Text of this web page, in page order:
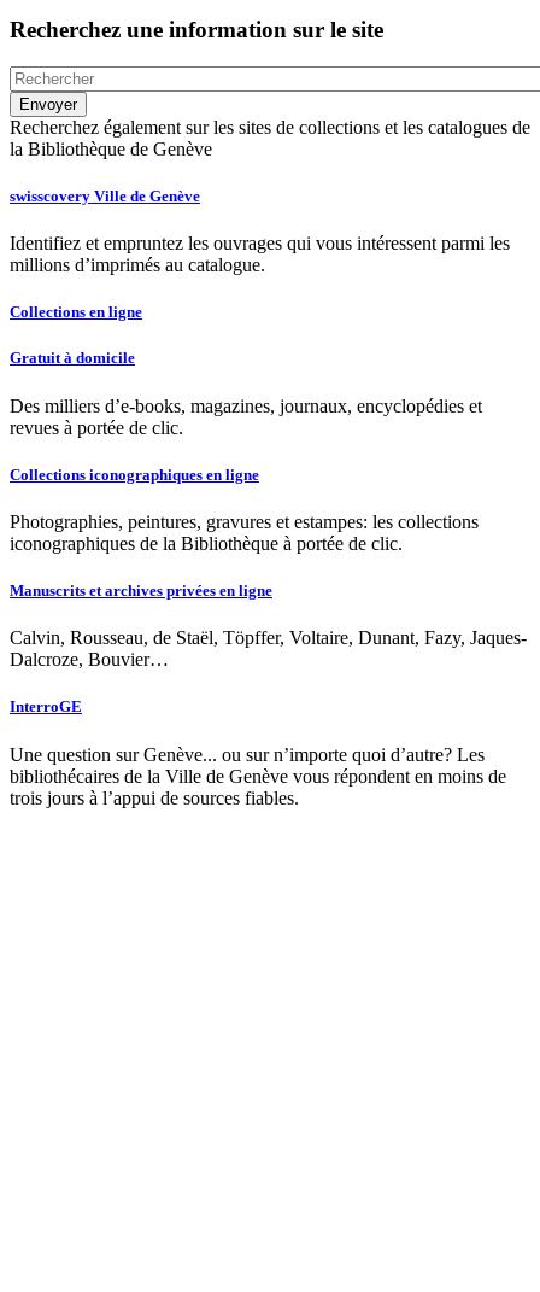
Recherchez une information sur le site
Recherchez également sur les sites de collections et les catalogues de
la Bibliothèque de Genève
swisscovery Ville de Genève
Identifiez et empruntez les ouvrages qui vous intéressent parmi les
millions d’imprimés au catalogue.
Collections en ligne
Gratuit à domicile
Des milliers d’e-books, magazines, journaux, encyclopédies et
revues à portée de clic.
Collections iconographiques en ligne
Photographies, peintures, gravures et estampes: les collections
iconographiques de la Bibliothèque à portée de clic.
Manuscrits et archives privées en ligne
Calvin, Rousseau, de Staël, Töpffer, Voltaire, Dunant, Fazy, Jaques-
Dalcroze, Bouvier…
InterroGE
Une question sur Genève... ou sur n’importe quoi d’autre? Les
bibliothécaires de la Ville de Genève vous répondent en moins de
trois jours à l’appui de sources fiables.